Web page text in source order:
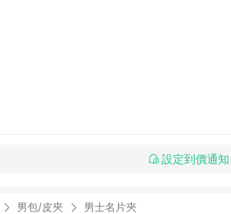
設定到價通知
男包/皮夾 男士名片夾